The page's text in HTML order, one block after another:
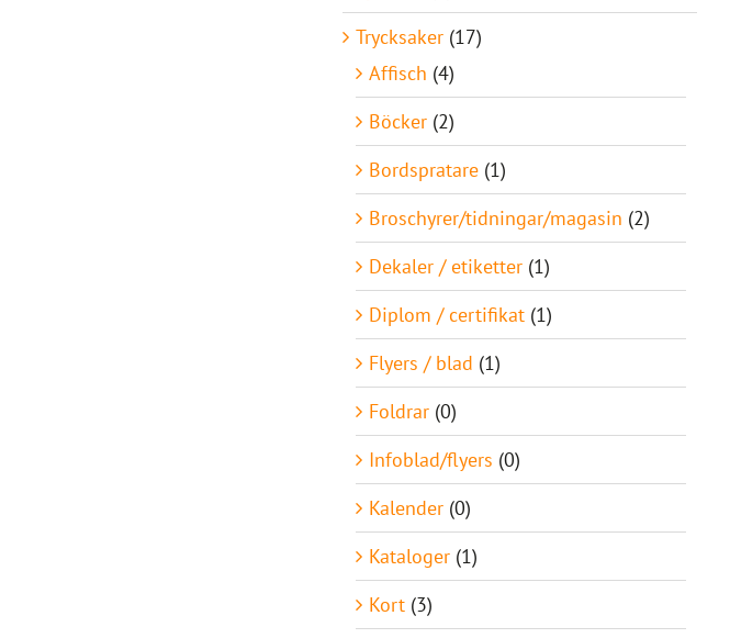
Trycksaker (17)
Affisch (4)
Böcker (2)
Bordspratare (1)
Broschyrer/tidningar/magasin (2)
Dekaler / etiketter (1)
Diplom / certifikat (1)
Flyers / blad (1)
Foldrar (0)
Infoblad/flyers (0)
Kalender (0)
Kataloger (1)
Kort (3)